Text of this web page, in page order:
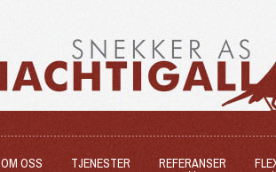
OM OSS TJENESTER REFERANSER